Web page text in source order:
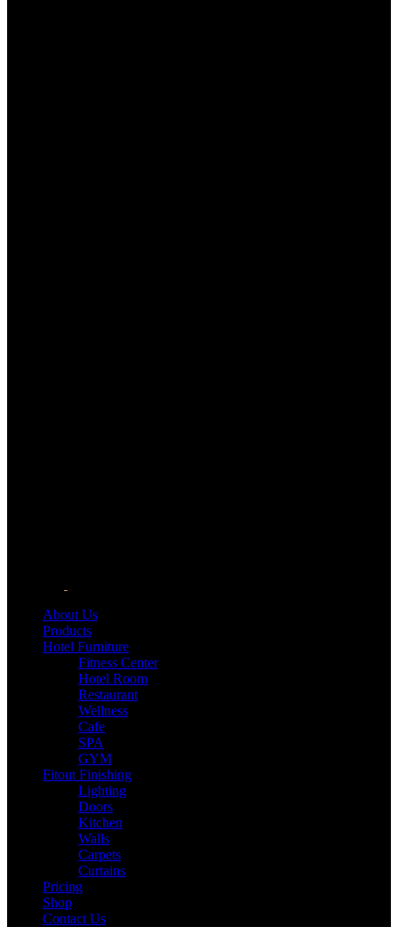
About Us
Products
Hotel Furniture
Fitness Center
Hotel Room
Restaurant
Wellness
Cafe
SPA
GYM
Fitout Finishing
Lighting
Doors
Kitchen
Walls
Carpets
Curtains
Pricing
Shop
Contact Us